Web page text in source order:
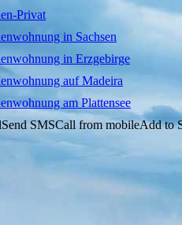
Privat
in Sachsen
in Erzgebirge
auf Madeira
am Plattensee
SMSCall from mobileAdd to